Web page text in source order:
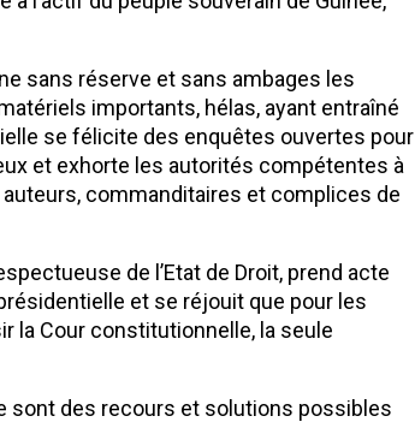
sans réserve et sans ambages les
importants, hélas, ayant entraîné
se félicite des enquêtes ouvertes pour
et exhorte les autorités compétentes à
commanditaires et complices de
de l’Etat de Droit, prend acte
et se réjouit que pour les
la Cour constitutionnelle, la seule
sont des recours et solutions possibles